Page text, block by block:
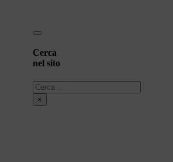
Cerca
nel sito
Cerca
×